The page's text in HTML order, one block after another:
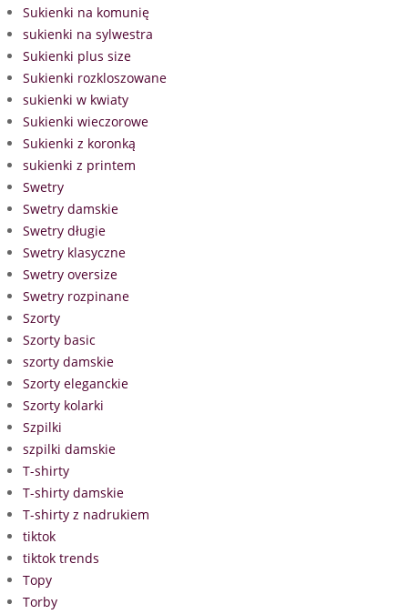
Sukienki na komunię
sukienki na sylwestra
Sukienki plus size
Sukienki rozkloszowane
sukienki w kwiaty
Sukienki wieczorowe
Sukienki z koronką
sukienki z printem
Swetry
Swetry damskie
Swetry długie
Swetry klasyczne
Swetry oversize
Swetry rozpinane
Szorty
Szorty basic
szorty damskie
Szorty eleganckie
Szorty kolarki
Szpilki
szpilki damskie
T-shirty
T-shirty damskie
T-shirty z nadrukiem
tiktok
tiktok trends
Topy
Torby